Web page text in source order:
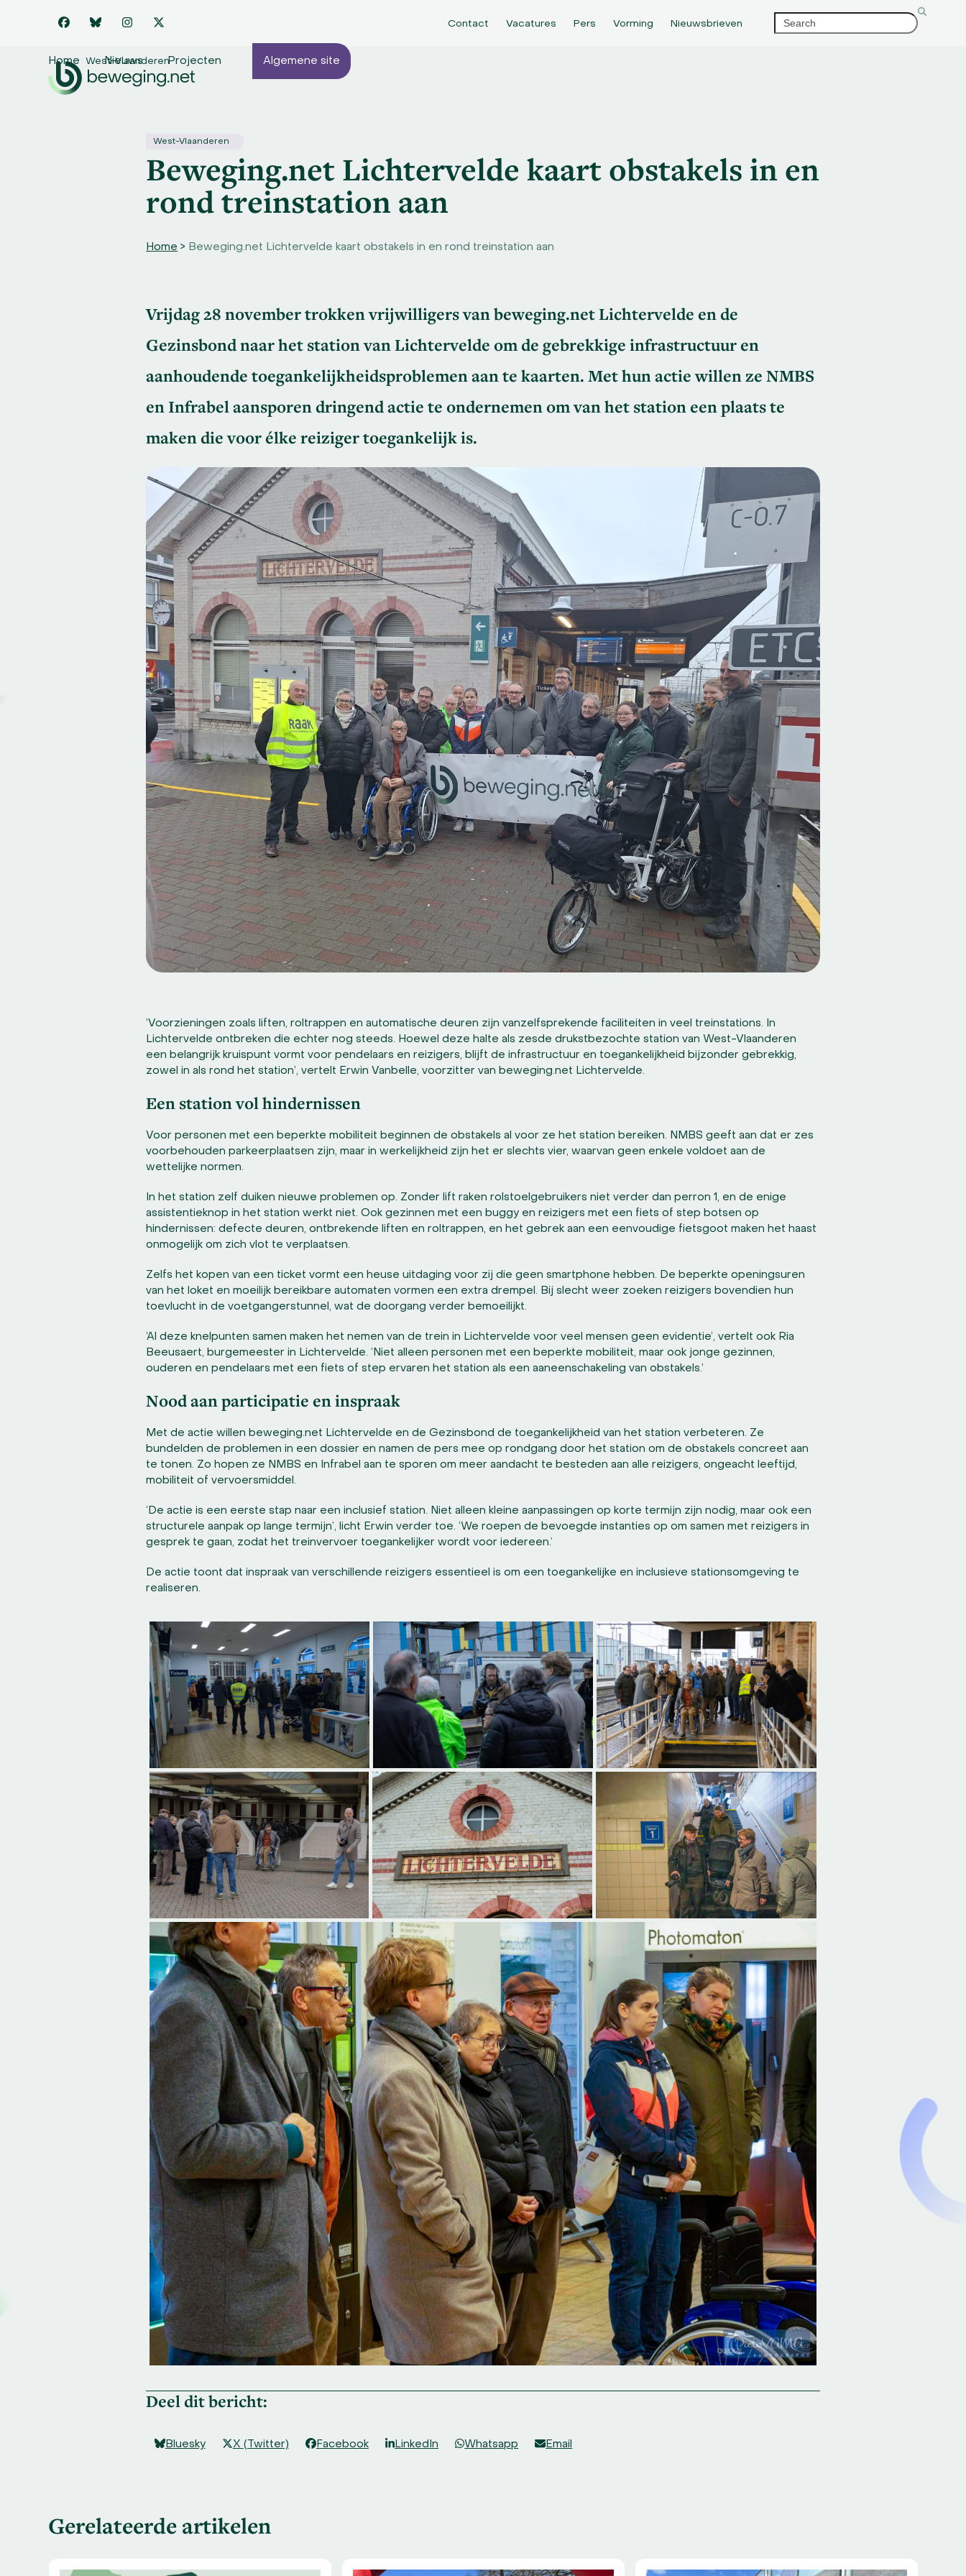
FacebookBlueskyInstagram
Twitter Contact Vacatures Pers Vorming Nieuwsbrieven
Search
West-Vlaanderen
Home Nieuws Projecten Algemene site
West-Vlaanderen
Beweging.net Lichtervelde kaart obstakels in en
rond treinstation aan
Home > Beweging.net Lichtervelde kaart obstakels in en rond treinstation aan
Vrijdag 28 novembertrokken vrijwilligers van beweging.net Lichtervelde en de
Gezinsbond naar het station van Lichtervelde om de gebrekkige infrastructuur en
aanhoudende toegankelijkheidsproblemen aan te kaarten. Met hun actie willen ze NMBS
en Infrabel aansporen dringend actie te ondernemen om van het station een plaats te
maken die voor élke reiziger toegankelijk is.
‘Voorzieningen zoals liften, roltrappen en automatische deuren zijn vanzelfsprekende faciliteiten in veel treinstations. In
Lichtervelde ontbreken die echter nog steeds. Hoewel deze halte als zesde drukstbezochte station van West-Vlaanderen
een belangrijk kruispunt vormt voor pendelaars en reizigers, blijft de infrastructuur en toegankelijkheid bijzonder gebrekkig,
zowel in als rond het station’, vertelt Erwin Vanbelle, voorzitter van beweging.net Lichtervelde.
Een station vol hindernissen
Voor personen met een beperkte mobiliteit beginnen de obstakels al voor ze het station bereiken. NMBS geeft aan dat er zes
voorbehouden parkeerplaatsen zijn, maar in werkelijkheid zijn het er slechts vier, waarvan geen enkele voldoet aan de
wettelijke normen.
In het station zelf duiken nieuwe problemen op. Zonder lift raken rolstoelgebruikers niet verder dan perron 1, en de enige
assistentieknop in het station werkt niet. Ook gezinnen met een buggy en reizigers met een fiets of step botsen op
hindernissen: defecte deuren, ontbrekende liften en roltrappen, en het gebrek aan een eenvoudige fietsgoot maken het haast
onmogelijk om zich vlot te verplaatsen.
Zelfs het kopen van een ticket vormt een heuse uitdaging voor zij die geen smartphone hebben. De beperkte openingsuren
van het loket en moeilijk bereikbare automaten vormen een extra drempel. Bij slecht weer zoeken reizigers bovendien hun
toevlucht in de voetgangerstunnel, wat de doorgang verder bemoeilijkt.
‘Al deze knelpunten samen maken het nemen van de trein in Lichtervelde voor veel mensen geen evidentie’, vertelt ook Ria
Beeusaert, burgemeester in Lichtervelde. ‘Niet alleen personen met een beperkte mobiliteit, maar ook jonge gezinnen,
ouderen en pendelaars met een fiets of step ervaren het station als een aaneenschakeling van obstakels.’
Nood aan participatie en inspraak
Met de actie willen beweging.net Lichtervelde en de Gezinsbond de toegankelijkheid van het station verbeteren. Ze
bundelden de problemen in een dossier en namen de pers mee op rondgang door het station om de obstakels concreet aan
te tonen. Zo hopen ze NMBS en Infrabel aan te sporen om meer aandacht te besteden aan alle reizigers, ongeacht leeftijd,
mobiliteit of vervoersmiddel.
‘De actie is een eerste stap naar een inclusief station. Niet alleen kleine aanpassingen op korte termijn zijn nodig, maar ook een
structurele aanpak op lange termijn’, licht Erwin verder toe. ‘We roepen de bevoegde instanties op om samen met reizigers in
gesprek te gaan, zodat het treinvervoer toegankelijker wordt voor iedereen.’
De actie toont dat inspraak van verschillende reizigers essentieel is om een toegankelijke en inclusieve stationsomgeving te
realiseren.
Deel dit bericht:
Bluesky X (Twitter) Facebook LinkedIn Whatsapp Email
Gerelateerde artikelen